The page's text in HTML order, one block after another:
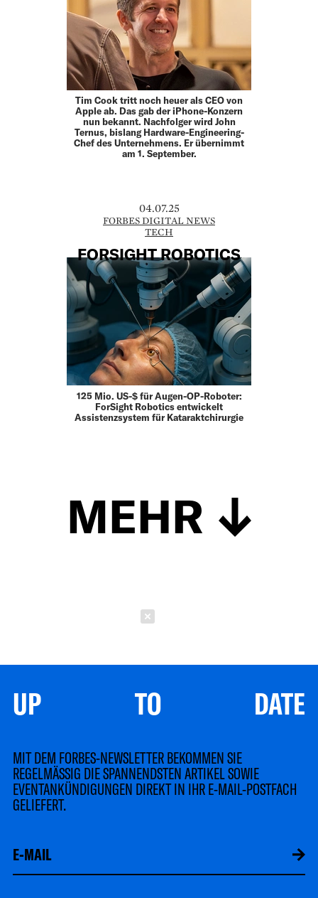
Tim Cook tritt noch heuer als CEO von
Apple ab. Das gab der iPhone-Konzern
nun bekannt. Nachfolger wird John
Ternus, bislang Hardware-Engineering-
Chef des Unternehmens. Er übernimmt
am 1. September.
04.07.25
FORBES DIGITAL NEWS
TECH
FORSIGHT ROBOTICS
125 Mio. US-$ für Augen-OP-Roboter:
ForSight Robotics entwickelt
Assistenzsystem für Kataraktchirurgie
MEHR
UP TO DATE
MIT DEM FORBES-NEWSLETTER BEKOMMEN SIE
REGELMÄSSIG DIE SPANNENDSTEN ARTIKEL SOWIE
EVENTANKÜNDIGUNGEN DIREKT IN IHR E-MAIL-POSTFACH
GELIEFERT.